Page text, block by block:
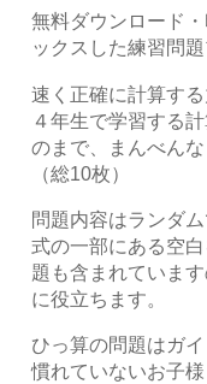
無料ダウンロード
ックスした練習問題
速く正確に計算す
４年生で学習する
のまで、まんべん
（総10枚）
問題内容はランダ
式の一部にある空
題も含まれていま
に役立ちます。
ひっ算の問題はガ
慣れていないお子様